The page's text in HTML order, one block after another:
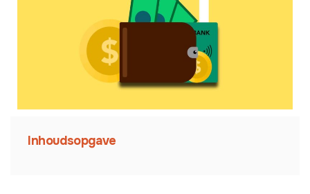
Inhoudsopgave